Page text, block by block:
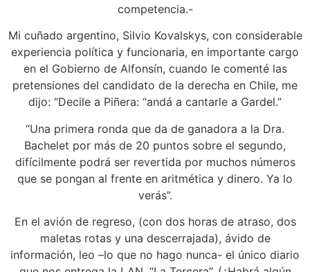
competencia.-
Mi cuñado argentino, Silvio Kovalskys, con considerable
experiencia política y funcionaria, en importante cargo
en el Gobierno de Alfonsín, cuando le comenté las
pretensiones del candidato de la derecha en Chile, me
dijo: “Decile a Piñera: “andá a cantarle a Gardel.”
“Una primera ronda que da de ganadora a la Dra.
Bachelet por más de 20 puntos sobre el segundo,
difícilmente podrá ser revertida por muchos números
que se pongan al frente en aritmética y dinero. Ya lo
verás”.
En el avión de regreso, (con dos horas de atraso, dos
maletas rotas y una descerrajada), ávido de
información, leo –lo que no hago nunca- el único diario